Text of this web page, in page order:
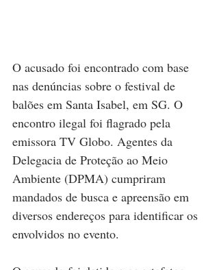
O acusado foi encontrado com base
nas denúncias sobre o festival de
balões em Santa Isabel, em SG. O
encontro ilegal foi flagrado pela
emissora TV Globo. Agentes da
Delegacia de Proteção ao Meio
Ambiente (DPMA) cumpriram
mandados de busca e apreensão em
diversos endereços para identificar os
envolvidos no evento.